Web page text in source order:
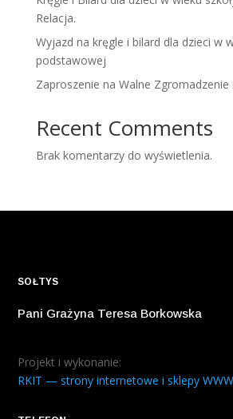
Relacja.
Wyjazd na kręgle i bilard dla dzieci w
podstawowej
Zaproszenie na Walne Zgromadzenie
Recent Comments
Brak komentarzy do wyświetlenia.
SOŁTYS
Pani Grażyna Teresa Borkowska
Projekt i wykonanie:
RKIT — strony internetowe i sklepy WWW